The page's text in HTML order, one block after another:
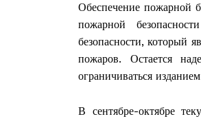
Обеспечение пожарной
пожарной
безопасности, который
пожаров. Остается
ограничиваться
В сентябре-октябре